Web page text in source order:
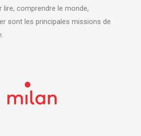
lire, comprendre le monde,
sont les principales missions de